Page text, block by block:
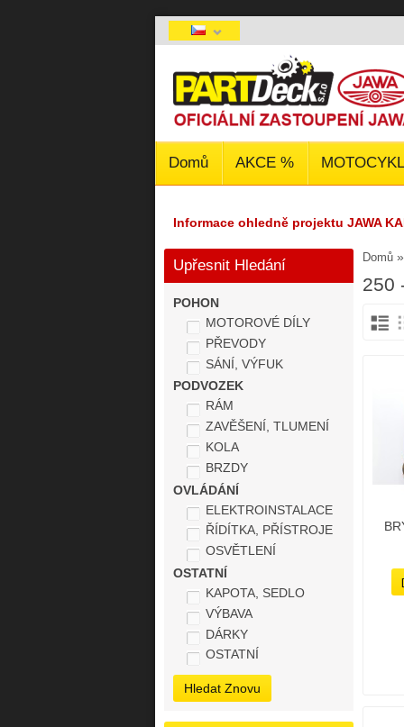
Domů AKCE %
Informace ohledně projektu JAWA
Upřesnit Hledání
POHON
MOTOROVÉ DÍLY
PŘEVODY
SÁNÍ, VÝFUK
PODVOZEK
RÁM
ZAVĚŠENÍ, TLUMENÍ
KOLA
BRZDY
OVLÁDÁNÍ
ELEKTROINSTALACE
ŘÍDÍTKA, PŘÍSTROJE
OSVĚTLENÍ
OSTATNÍ
KAPOTA, SEDLO
VÝBAVA
DÁRKY
OSTATNÍ
Hledat Znovu
Domů
250